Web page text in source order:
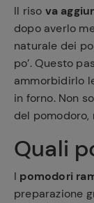
Il riso va
dopo averlo
naturale dei
po’. Questo
ammorbidirlo
in forno. Non
del
Quali
I pomodori
preparazione